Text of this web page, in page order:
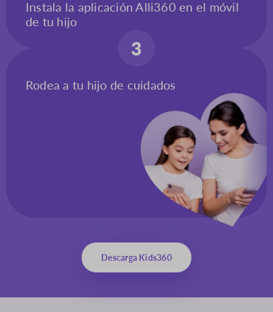
Instala la aplicación Alli360 en el móvil
de tu hijo
Rodea a tu hijo de cuidados
3
Descarga Kids360